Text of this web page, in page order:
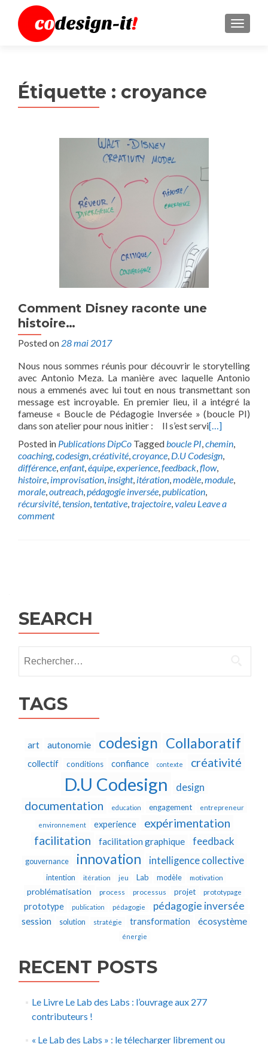
MENU
Étiquette : croyance
Comment Disney raconte une
histoire…
Posted on 28 mai 2017
Nous nous sommes réunis pour découvrir le storytelling
avec Antonio Meza. La manière avec laquelle Antonio
nous a emmenés avec lui tout en nous transmettant son
message est incroyable. En premier lieu, il a intégré la
fameuse « Boucle de Pédagogie Inversée » (boucle PI)
dans son atelier pour nous initier : Il s’est servi[…]
Posted in Publications DipCo Taggedboucle PI,chemin,
coaching,codesign,créativité,croyance, D.U Codesign,
différence,enfant,équipe,experience,feedback,flow,
histoire, improvisation, insight, itération,modèle,module,
morale,outreach,pédagogie inversée,publication,
récursivité,tension,tentative,trajectoire,valeu Leave a
comment
SEARCH
TAGS
art autonomie codesign Collaboratif
collectif conditions confiance contexte créativité
D.U Codesign design
documentation education engagement entrepreneur
environnement experience
expérimentation
facilitation
facilitation graphique feedback
gouvernance innovation intelligence collective
intention itération jeu Lab modèle motivation
problématisation process processus projet prototypage
prototype publication pédagogie pédagogie inversée
session solution stratégie transformation écosystème
énergie
RECENT POSTS
Le Livre Le Lab des Labs : l’ouvrage aux 277
contributeurs !
« Le Lab des Labs » : le télecharger librement ou